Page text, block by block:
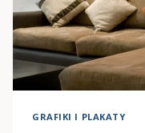
GRAFIKI I PLAKATY